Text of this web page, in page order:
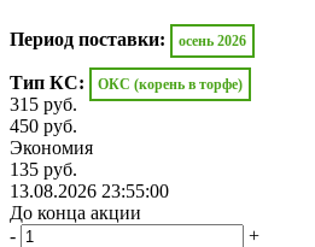
Период поставки: осень 2026
Тип КС: ОКС (корень в торфе)
315 руб.
450 руб.
Экономия
135 руб.
13.08.2026 23:55:00
До конца акции
-
+